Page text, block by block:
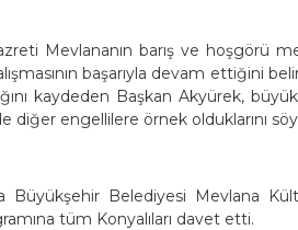
Mevlananın barış ve hoşgörü
başarıyla devam ettiğini
kaydeden Başkan Akyürek,
diğer engellilere örnek olduklarını
Büyükşehir Belediyesi Mevlana
tüm Konyalıları davet etti.